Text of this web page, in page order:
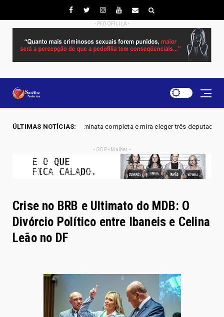
- PEDOFILILA -
ÚLTIMAS NOTÍCIAS:
completa e mira eleger três deputados distritais em 2026
- GDF - Mulher -
Crise no BRB e Ultimato do MDB: O
Divórcio Político entre Ibaneis e Celina
Leão no DF